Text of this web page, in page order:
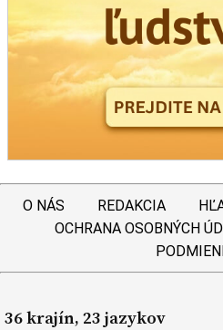
O NÁS REDAKCIA
OCHRANA OSOBNÝCH
36 krajín, 23 jazykov